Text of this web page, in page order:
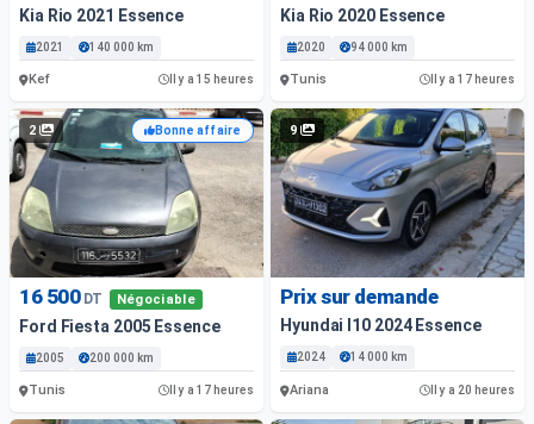
Kia Rio 2021 Essence
2021 140 000 km
Kef Il y a 15 heures
Kia Rio 2020 Essence
2020 94 000 km
Tunis Il y a 17 heures
2 Bonne affaire
16 500 DT Négociable
Ford Fiesta 2005 Essence
2005 200 000 km
Tunis Il y a 17 heures
9
Prix sur demande
Hyundai I10 2024 Essence
2024 14 000 km
Ariana Il y a 20 heures